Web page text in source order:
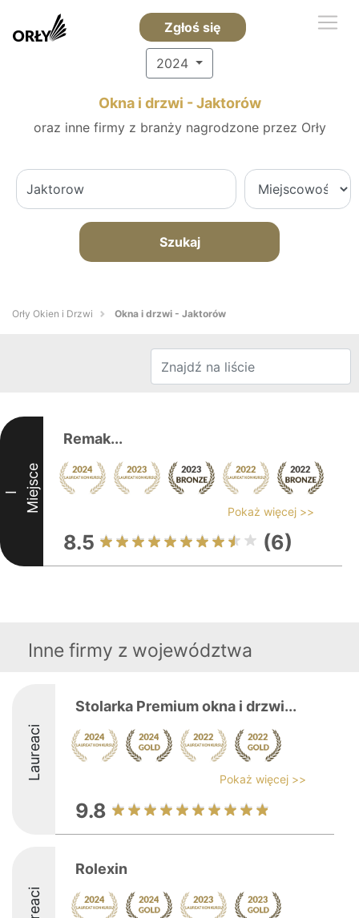
Zgłoś się
2024
Okna i drzwi - Jaktorów
oraz inne firmy z branży nagrodzone przez Orły
Szukaj
Orły Okien i Drzwi Okna i drzwi - Jaktorów
I Miejsce
Remak...
Pokaż więcej >>
8.5 (6)
Inne firmy z województwa
Laureaci
Stolarka Premium okna i drzwi...
Pokaż więcej >>
9.8
Rolexin